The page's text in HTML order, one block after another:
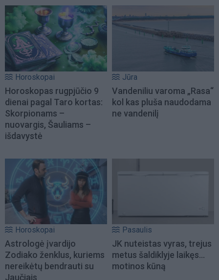
Horoskopai
Horoskopas rugpjūčio 9
dienai pagal Taro kortas:
Skorpionams –
nuovargis, Šauliams –
išdavystė
Jūra
Vandeniliu varoma „Rasa“
kol kas pluša naudodama
ne vandenilį
Horoskopai
Astrologė įvardijo
Zodiako ženklus, kuriems
nereikėtų bendrauti su
Jaučiais
Pasaulis
JK nuteistas vyras, trejus
metus šaldiklyje laikęs...
motinos kūną